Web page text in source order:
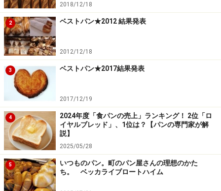
パンとひと言で言っても、製法も表現の仕方も方向性も
本当に多種多様な今の日本で、これほどまで料理や飲み
物とパンとの相乗効果を大切に思い、茶道の茶事（ちゃ
じ）のように最後の一品に行き着くまでのパフォーマン
スを考えているシェフは、成田一世さん（画像左）の他
にはいないかもしれません。
ピエール・エルメやジョエル・ロブションのもとでシェ
フパティシエを務め、New York Timesではパンとデザー
トの部門で「Best of New York」を受賞。その後も
「Asia’s Best Pastry Chef」など世界で評価されてきた成
田さん。今までのキャリアの集大成となる自身の店が、
2023年12月に麻布台ヒルズにオープンします。
2018/12/18
2 ベストパン★2012 結果発表
2012/12/18
3 ベストパン★2017結果発表
2017/12/19
4
2024年度「食パンの売上」ランキング！ 2位「ロ
イヤルブレッド」、1位は？【パンの専門家が解
説】
2025/05/28
5
いつものパン。町のパン屋さんの理想のかた
ち。 ベッカライブロートハイム